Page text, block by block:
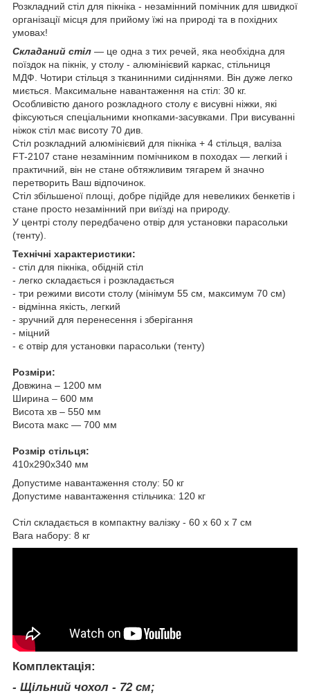
Розкладний стіл для пікніка - незамінний помічник для швидкої
організації місця для прийому їжі на природі та в похідних
умовах!
Складаний стіл ― це одна з тих речей, яка необхідна для
поїздок на пікнік, у столу - алюмінієвий каркас, стільниця
МДФ. Чотири стільця з тканинними сидіннями. Він дуже легко
миється. Максимальне навантаження на стіл: 30 кг.
Особливістю даного розкладного столу є висувні ніжки, які
фіксуються спеціальними кнопками-засувками. При висуванні
ніжок стіл має висоту 70 див.
Стіл розкладний алюмінієвий для пікніка + 4 стільця, валіза
FT-2107 стане незамінним помічником в походах ― легкий і
практичний, він не стане обтяжливим тягарем й значно
перетворить Ваш відпочинок.
Стіл збільшеної площі, добре підійде для невеликих бенкетів і
стане просто незамінний при виїзді на природу.
У центрі столу передбачено отвір для установки парасольки
(тенту).
Технічні характеристики:
- стіл для пікніка, обідній стіл
- легко складається і розкладається
- три режими висоти столу (мінімум 55 см, максимум 70 см)
- відмінна якість, легкий
- зручний для перенесення і зберігання
- міцний
- є отвір для установки парасольки (тенту)
Розміри:
Довжина – 1200 мм
Ширина – 600 мм
Висота хв – 550 мм
Висота макс ― 700 мм
Розмір стільця:
410х290х340 мм
Допустиме навантаження столу: 50 кг
Допустиме навантаження стільчика: 120 кг
Стіл складається в компактну валізку - 60 х 60 х 7 см
Вага набору: 8 кг
Комплектація:
- Щільний чохол - 72 см;